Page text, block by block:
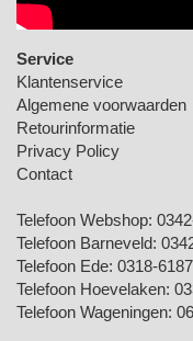
Service
Klantenservice
Algemene voorwaarden
Retourinformatie
Privacy Policy
Contact
Telefoon Webshop:
Telefoon Barneveld:
Telefoon Ede: 0318-
Telefoon Hoevelaken:
Telefoon Wageningen: